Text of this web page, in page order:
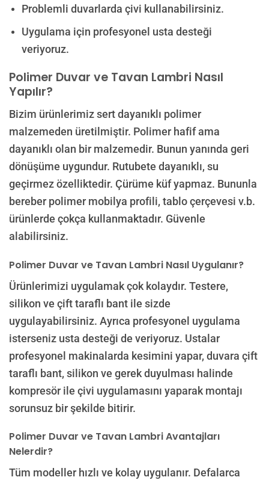
Problemli duvarlarda çivi kullanabilirsiniz.
Uygulama için profesyonel usta desteği
veriyoruz.
Polimer Duvar ve Tavan Lambri Nasıl
Yapılır?
Bizim ürünlerimiz sert dayanıklı polimer
malzemeden üretilmiştir. Polimer hafif ama
dayanıklı olan bir malzemedir. Bunun yanında geri
dönüşüme uygundur. Rutubete dayanıklı, su
geçirmez özelliktedir. Çürüme küf yapmaz. Bununla
bereber polimer mobilya profili, tablo çerçevesi v.b.
ürünlerde çokça kullanmaktadır. Güvenle
alabilirsiniz.
Polimer Duvar ve Tavan Lambri Nasıl Uygulanır?
Ürünlerimizi uygulamak çok kolaydır. Testere,
silikon ve çift taraflı bant ile sizde
uygulayabilirsiniz. Ayrıca profesyonel uygulama
isterseniz usta desteği de veriyoruz. Ustalar
profesyonel makinalarda kesimini yapar, duvara çift
taraflı bant, silikon ve gerek duyulması halinde
kompresör ile çivi uygulamasını yaparak montajı
sorunsuz bir şekilde bitirir.
Polimer Duvar ve Tavan Lambri Avantajları
Nelerdir?
Tüm modeller hızlı ve kolay uygulanır. Defalarca